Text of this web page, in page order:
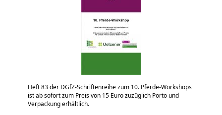
Heft 83 der DGfZ-Schriftenreihe zum 10. Pferde-Workshops
ist ab sofort zum Preis von 15 Euro zuzüglich Porto und
Verpackung erhältlich.